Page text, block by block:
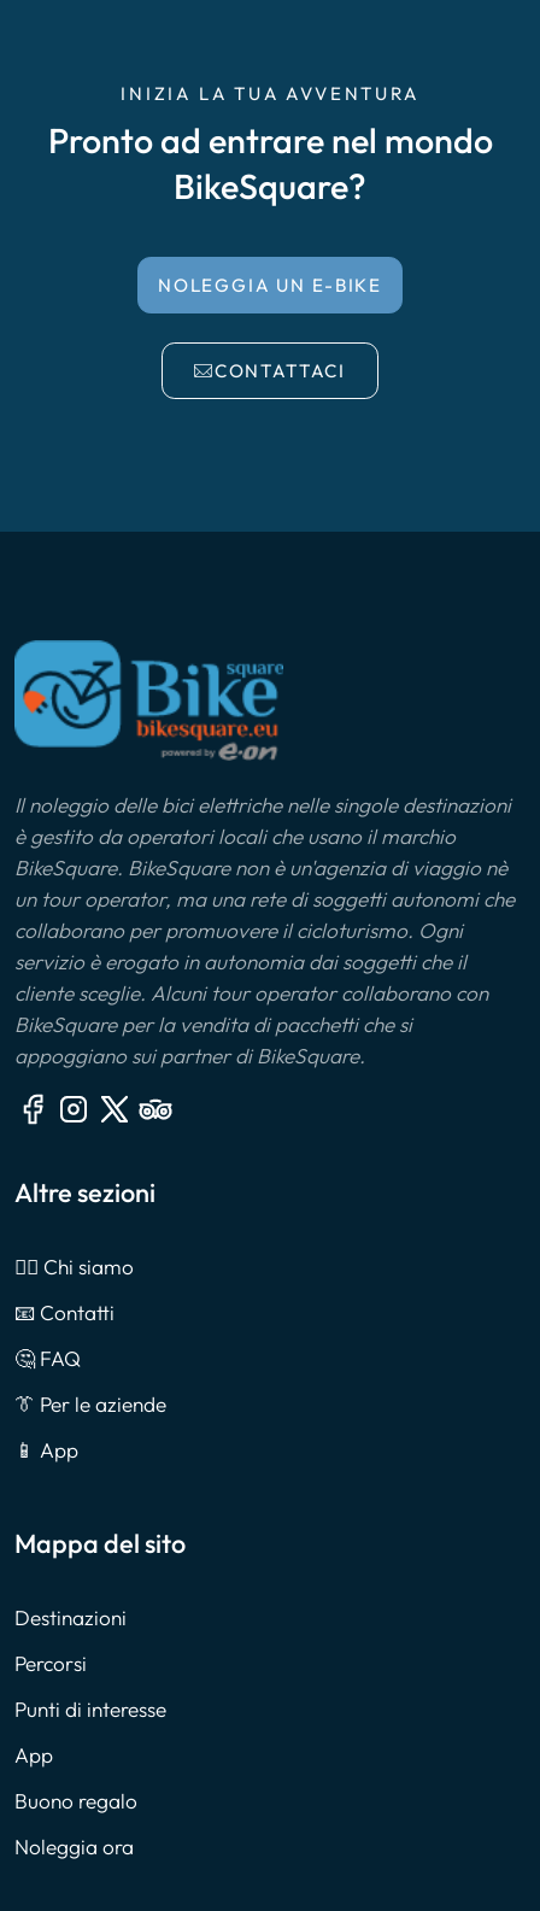
INIZIA LA TUA AVVENTURA
Pronto ad entrare nel mondo
BikeSquare?
NOLEGGIA UN E-BIKE
CONTATTACI
Il noleggio delle bici elettriche nelle singole destinazioni
è gestito da operatori locali che usano il marchio
BikeSquare. BikeSquare non è un'agenzia di viaggio nè
un tour operator, ma una rete di soggetti autonomi che
collaborano per promuovere il cicloturismo. Ogni
servizio è erogato in autonomia dai soggetti che il
cliente sceglie. Alcuni tour operator collaborano con
BikeSquare per la vendita di pacchetti che si
appoggiano sui partner di BikeSquare.
Altre sezioni
🙎‍♂️ Chi siamo
📧 Contatti
🤔 FAQ
👔 Per le aziende
📱 App
Mappa del sito
Destinazioni
Percorsi
Punti di interesse
App
Buono regalo
Noleggia ora